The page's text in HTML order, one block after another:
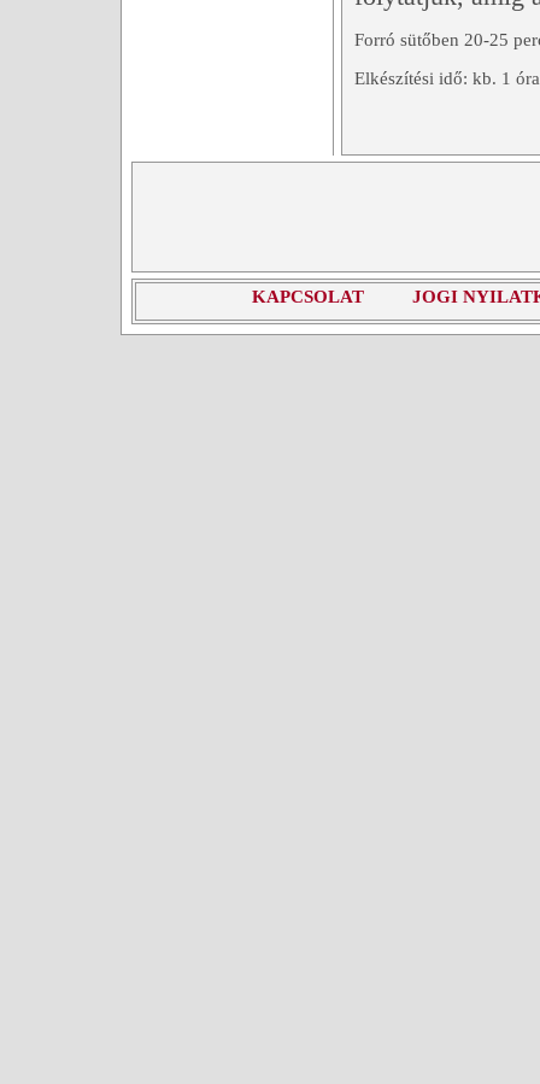
Forró sütőben 20-25
Elkészítési idő: kb. 1
KAPCSOLAT JOGI